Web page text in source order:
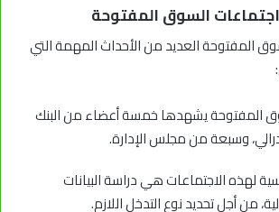
السوق المفتوحة
المفتوحة العديد من الأحداث المهمة التي
المفتوحة يشهدها خمسة أعضاء منالبنك
، وسبعة من مجلس الإدارة.
لهذه الاجتماعات هي دراسة البيانات
من أجل تحديد نوع التدخل اللازم.